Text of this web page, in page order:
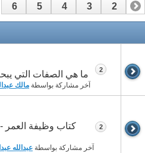
1
2
3
4
5
6
ما هي الصفات التي
آخر مشاركة بواسطة مالك
2
كتاب وظيفة العمر
آخر مشاركة بواسطة عبدالله
2